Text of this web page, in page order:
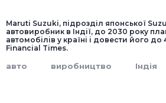
Maruti Suzuki, підрозділ японської
автовиробник в Індії, до 2030 року
автомобілів у країні і довести його
Financial Times.
авто виробництво Індія